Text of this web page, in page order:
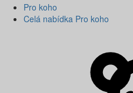
Pro koho
Celá nabídka Pro koho